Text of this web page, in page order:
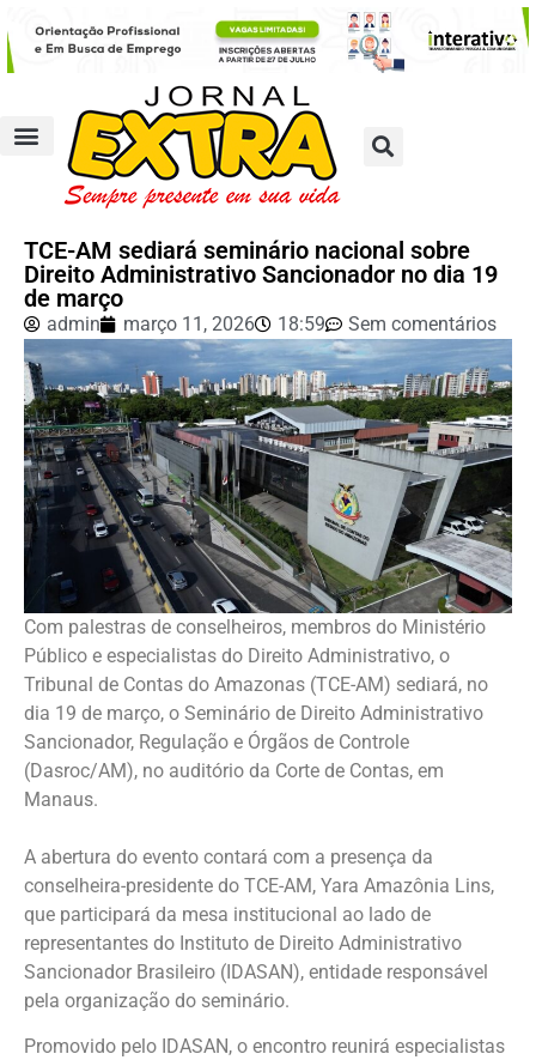
TCE-AM sediará seminário nacional sobre
Direito Administrativo Sancionador no dia 19
de março
admin março 11, 2026 18:59 Sem comentários
Com palestras de conselheiros, membros do Ministério
Público e especialistas do Direito Administrativo, o
Tribunal de Contas do Amazonas (TCE-AM) sediará, no
dia 19 de março, o Seminário de Direito Administrativo
Sancionador, Regulação e Órgãos de Controle
(Dasroc/AM), no auditório da Corte de Contas, em
Manaus.
A abertura do evento contará com a presença da
conselheira-presidente do TCE-AM, Yara Amazônia Lins,
que participará da mesa institucional ao lado de
representantes do Instituto de Direito Administrativo
Sancionador Brasileiro (IDASAN), entidade responsável
pela organização do seminário.
Promovido pelo IDASAN, o encontro reunirá especialistas